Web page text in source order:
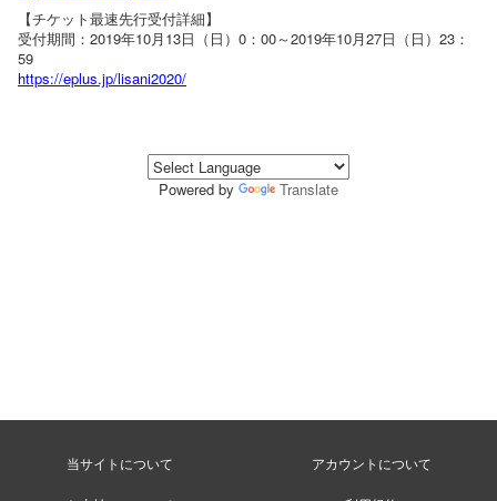
【チケット最速先行受付詳細】
受付期間：2019年10月13日（日）0：00～2019年10月27日（日）23：
59
https://eplus.jp/lisani2020/
Powered by Translate
当サイトについて アカウントについて